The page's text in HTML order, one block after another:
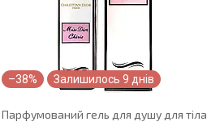
–38% Залишилось 9 днів
Парфумований гель для душу для тіла